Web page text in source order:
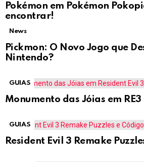
Pokémon em Pokémon
encontrar!
News
Pickmon: O Novo Jogo que
Nintendo?
GUIAS
Monumento das Jóias em
GUIAS
Resident Evil 3 Remake